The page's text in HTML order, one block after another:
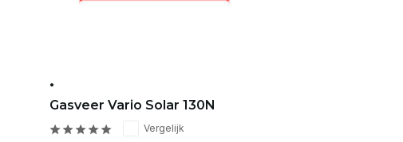
•
Gasveer Vario Solar 130N
Vergelijk